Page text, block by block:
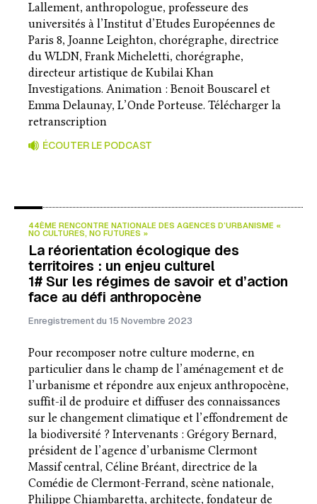
Lallement, anthropologue, professeure des
universités à l’Institut d’Etudes Européennes de
Paris 8, Joanne Leighton, chorégraphe, directrice
du WLDN, Frank Micheletti, chorégraphe,
directeur artistique de Kubilai Khan
Investigations. Animation : Benoit Bouscarel et
Emma Delaunay, L’Onde Porteuse. Télécharger la
retranscription
ÉCOUTER LE PODCAST
44ÈME RENCONTRE NATIONALE DES AGENCES D’URBANISME «
NO CULTURES, NO FUTURES »
La réorientation écologique des
territoires : un enjeu culturel
1# Sur les régimes de savoir et d’action
face au défi anthropocène
Enregistrement du 15 Novembre 2023
Pour recomposer notre culture moderne, en
particulier dans le champ de l’aménagement et de
l’urbanisme et répondre aux enjeux anthropocène,
suffit-il de produire et diffuser des connaissances
sur le changement climatique et l’effondrement de
la biodiversité ? Intervenants : Grégory Bernard,
président de l’agence d’urbanisme Clermont
Massif central, Céline Bréant, directrice de la
Comédie de Clermont-Ferrand, scène nationale,
Philippe Chiambaretta, architecte, fondateur de